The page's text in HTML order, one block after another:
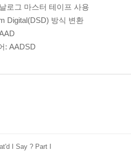
로그 마스터 테이프 사용
Digital(DSD) 방식 변환
: AADSD
I Say ? Part I